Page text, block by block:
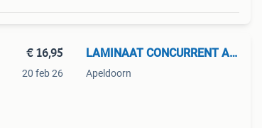
€ 16,95
20 feb 26
LAMINAAT CONCURRENT APELDOORN
Apeldoorn